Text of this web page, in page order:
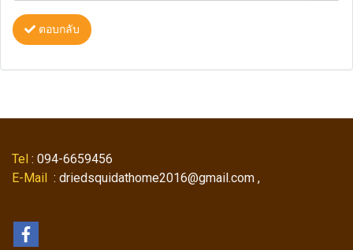
ตอบกลับ
Tel : 094-6659456
E-Mail : driedsquidathome2016@gmail.com ,